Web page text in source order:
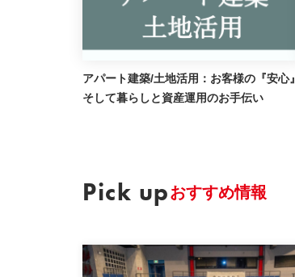
アパート建築/土地活用：お客様の『安心』
そして暮らしと資産運用のお手伝い
Pick upおすすめ情報